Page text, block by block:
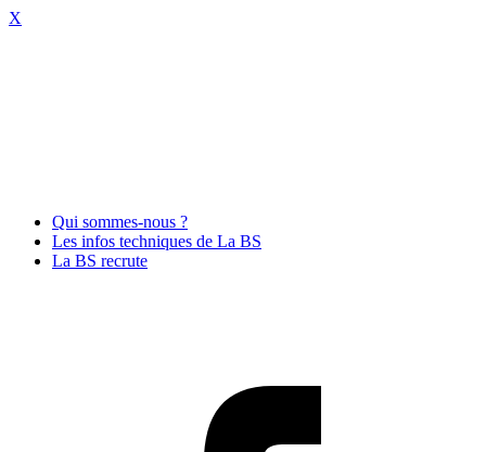
X
Qui sommes-nous ?
Les infos techniques de La BS
La BS recrute